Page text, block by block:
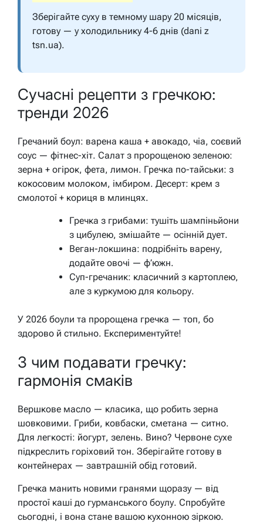
Зберігайте суху в темному шару 20 місяців,
готову — у холодильнику 4-6 днів (dani z
tsn.ua).
Сучасні рецепти з гречкою:
тренди 2026
Гречаний боул: варена каша + авокадо, чіа, соєвий
соус — фітнес-хіт. Салат з пророщеною зеленою:
зерна + огірок, фета, лимон. Гречка по-тайськи: з
кокосовим молоком, імбиром. Десерт: крем з
смолотої + кориця в млинцях.
Гречка з грибами: тушіть шампіньйони
з цибулею, змішайте — осінній дует.
Веган-локшина: подрібніть варену,
додайте овочі — ф’южн.
Суп-гречаник: класичний з картоплею,
але з куркумою для кольору.
У 2026 боули та пророщена гречка — топ, бо
здорово й стильно. Експериментуйте!
З чим подавати гречку:
гармонія смаків
Вершкове масло — класика, що робить зерна
шовковими. Гриби, ковбаски, сметана — ситно.
Для легкості: йогурт, зелень. Вино? Червоне сухе
підкреслить горіховий тон. Зберігайте готову в
контейнерах — завтрашній обід готовий.
Гречка манить новими гранями щоразу — від
простої каші до гурманського боулу. Спробуйте
сьогодні, і вона стане вашою кухонною зіркою.